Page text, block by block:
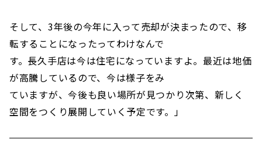
そして、3年後の今年に入って売却が決まったので、移
転することになったってわけなんで
す。長久手店は今は住宅になっていますよ。最近は地価
が高騰しているので、今は様子をみ
ていますが、今後も良い場所が見つかり次第、新しく
空間をつくり展開していく予定です。」